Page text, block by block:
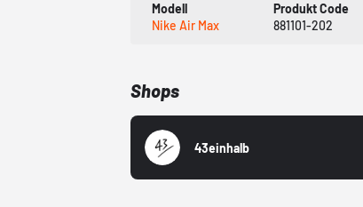
Modell
Nike Air Max
Produkt Code
881101-202
Shops
43einhalb